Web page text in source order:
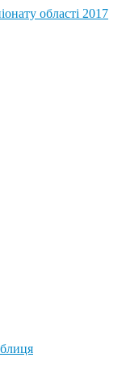
області 2017